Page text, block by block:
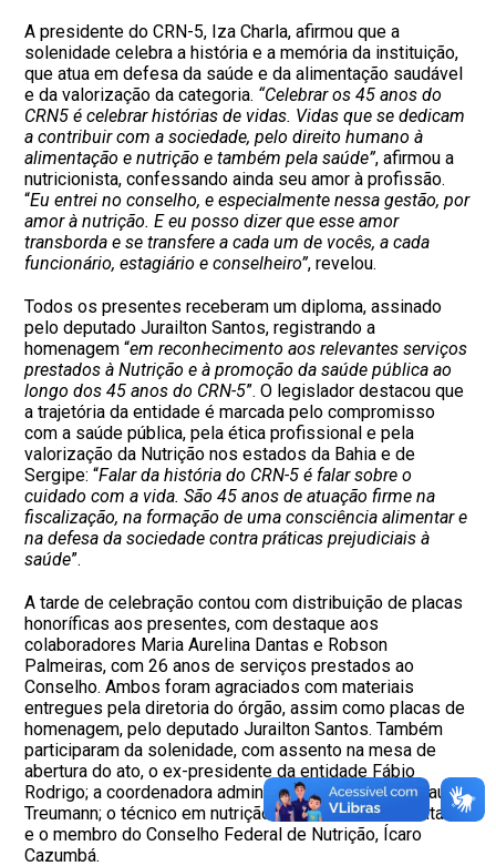
A presidente do CRN-5, Iza Charla, afirmou que a
solenidade celebra a história e a memória da instituição,
que atua em defesa da saúde e da alimentação saudável
e da valorização da categoria. “Celebrar os 45 anos do
CRN5 é celebrar histórias de vidas. Vidas que se dedicam
a contribuir com a sociedade, pelo direito humano à
alimentação e nutrição e também pela saúde”, afirmou a
nutricionista, confessando ainda seu amor à profissão.
“Eu entrei no conselho, e especialmente nessa gestão, por
amor à nutrição. E eu posso dizer que esse amor
transborda e se transfere a cada um de vocês, a cada
funcionário, estagiário e conselheiro”, revelou.
Todos os presentes receberam um diploma, assinado
pelo deputado Jurailton Santos, registrando a
homenagem “em reconhecimento aos relevantes serviços
prestados à Nutrição e à promoção da saúde pública ao
longo dos 45 anos do CRN-5”. O legislador destacou que
a trajetória da entidade é marcada pelo compromisso
com a saúde pública, pela ética profissional e pela
valorização da Nutrição nos estados da Bahia e de
Sergipe: “Falar da história do CRN-5 é falar sobre o
cuidado com a vida. São 45 anos de atuação firme na
fiscalização, na formação de uma consciência alimentar e
na defesa da sociedade contra práticas prejudiciais à
saúde”.
A tarde de celebração contou com distribuição de placas
honoríficas aos presentes, com destaque aos
colaboradores Maria Aurelina Dantas e Robson
Palmeiras, com 26 anos de serviços prestados ao
Conselho. Ambos foram agraciados com materiais
entregues pela diretoria do órgão, assim como placas de
homenagem, pelo deputado Jurailton Santos. Também
participaram da solenidade, com assento na mesa de
abertura do ato, o ex-presidente da entidade Fábio
Rodrigo; a coordenadora administrativa do CRN-5, Claudia
Treumann; o técnico em nutrição e dietética Joel Santana;
e o membro do Conselho Federal de Nutrição, Ícaro
Cazumbá.